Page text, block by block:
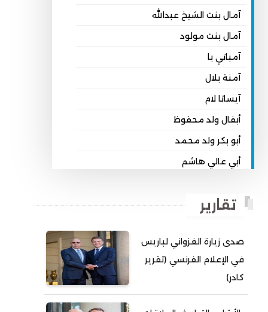
آمال بنت الشيخ عبدالله
آمال بنت مولود
آمباتي با
آمنة بلال
آيساتا لام
أبفال ولد محفوظ
أبو بكر ولد محمد
أبي عالي هاشم
أحمد بداه
أحمد زيدان ولد محمد محمود
أحمد سالم بكار
أحمد سالم ولد بده
تقارير
صدى زيارة الغزواني لباريس
في الإعلام الفرنسي (تقرير
كادر)